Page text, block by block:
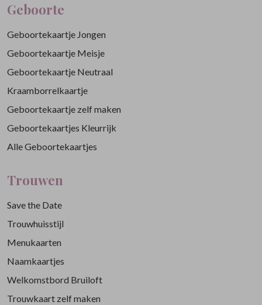
Geboorte
Geboortekaartje Jongen
Geboortekaartje Meisje
Geboortekaartje Neutraal
Kraamborrelkaartje
Geboortekaartje zelf maken
Geboortekaartjes Kleurrijk
Alle Geboortekaartjes
Trouwen
Save the Date
Trouwhuisstijl
Menukaarten
Naamkaartjes
Welkomstbord Bruiloft
Trouwkaart zelf maken